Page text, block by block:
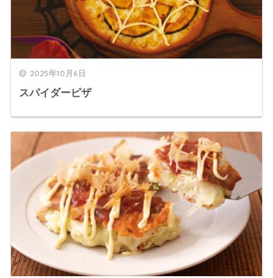
2025年10月6日
スパイダーピザ